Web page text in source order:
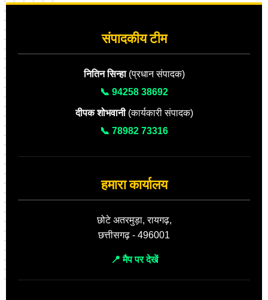
संपादकीय टीम
नितिन सिन्हा(प्रधान संपादक)
📞 94258 38692
दीपक शोभवानी(कार्यकारी संपादक)
📞 78982 73316
हमारा कार्यालय
छोटे अतरमुड़ा, रायगढ़,
छत्तीसगढ़ - 496001
📍 मैप पर देखें